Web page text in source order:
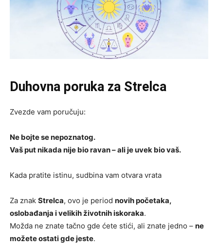
Duhovna poruka za Strelca
Zvezde vam poručuju:
Ne bojte se nepoznatog.
Vaš put nikada nije bio ravan – ali je uvek bio vaš.
Kada pratite istinu, sudbina vam otvara vrata
Za znak Strelca, ovo je period novih početaka,
oslobađanja i velikih životnih iskoraka.
Možda ne znate tačno gde ćete stići, ali znate jedno – ne
možete ostati gde jeste.